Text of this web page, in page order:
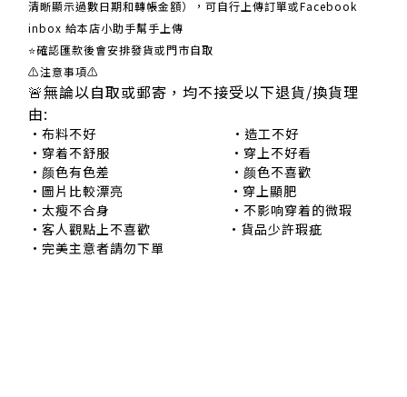
清晰顯示過數日期和轉帳金額），可自行上傳訂單或Facebook
inbox 給本店小助手幫手上傳
⭐確認匯款後會安排發貨或門市自取
⚠注意事項⚠
🚨無論以自取或郵寄，均不接受以下退貨/換貨理
由:
•布料不好 •造工不好
•穿着不舒服 •穿上不好看
•颜色有色差 •颜色不喜歡
•圖片比較漂亮 •穿上顯肥
•太瘦不合身 •不影响穿着的微瑕
•客人觀點上不喜歡 •貨品少許瑕疵
•完美主意者請勿下單